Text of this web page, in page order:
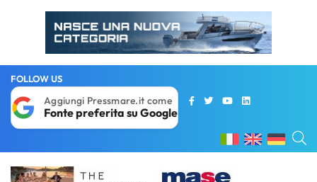
FOLLOW US
Aggiungi Pressmare.it come
Fonte preferita su Google